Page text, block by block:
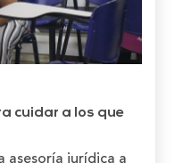
cuidar a los que
asesoría jurídica a